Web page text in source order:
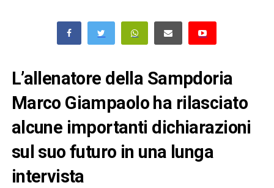
L’allenatore della Sampdoria
Marco Giampaolo ha rilasciato
alcune importanti dichiarazioni
sul suo futuro in una lunga
intervista